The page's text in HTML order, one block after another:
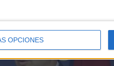
OPCIONES